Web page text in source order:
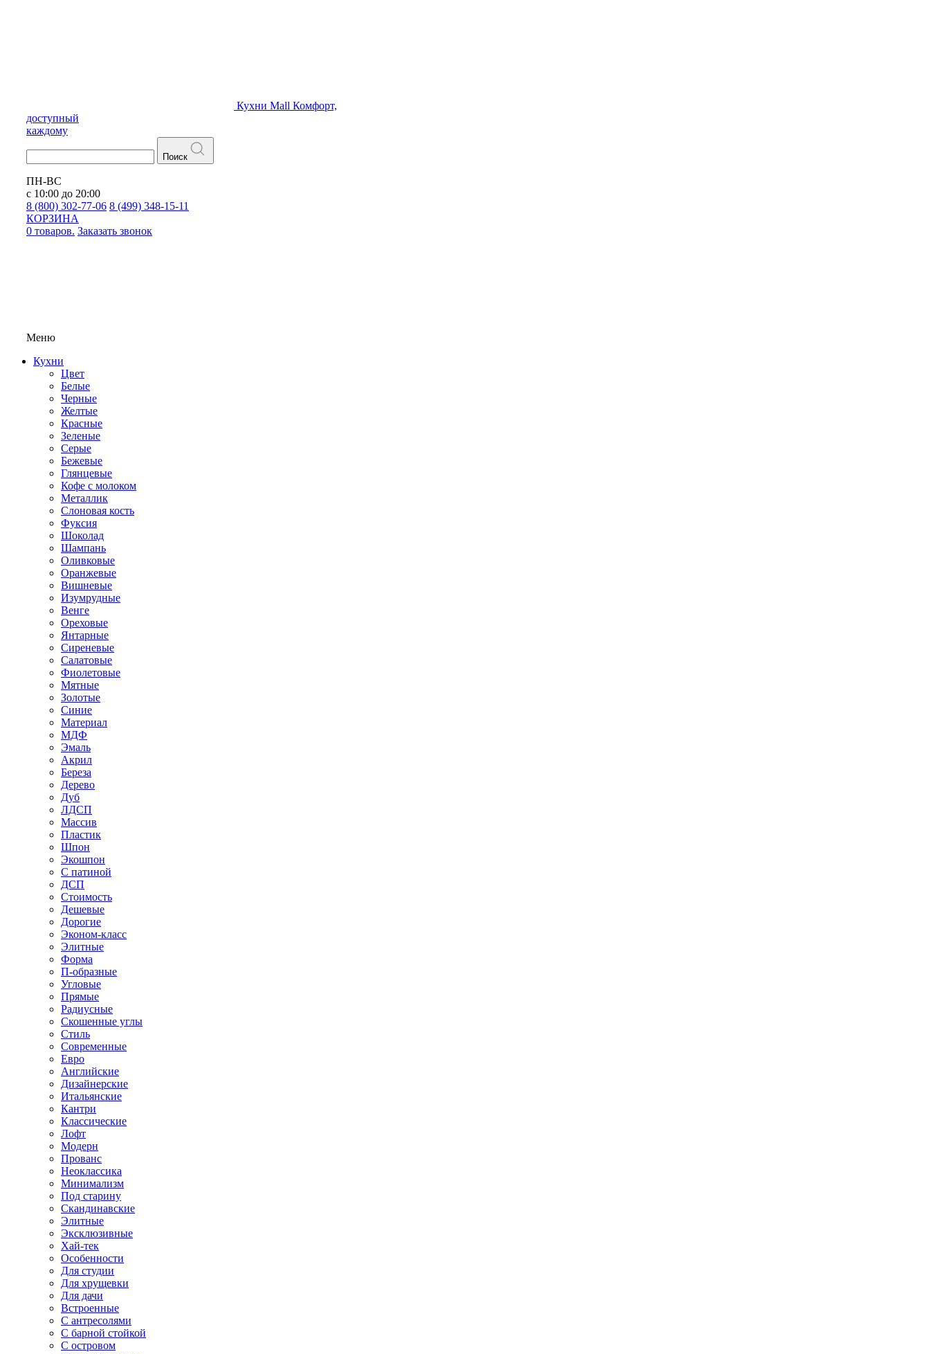
Кухни Mall Комфорт,
доступный
каждому
Поиск
ПН-ВС
с 10:00 до 20:00
8 (800) 302-77-06 8 (499) 348-15-11
КОРЗИНА
0 товаров. Заказать звонок
Меню
Кухни
Цвет
Белые
Черные
Желтые
Красные
Зеленые
Серые
Бежевые
Глянцевые
Кофе с молоком
Металлик
Слоновая кость
Фуксия
Шоколад
Шампань
Оливковые
Оранжевые
Вишневые
Изумрудные
Венге
Ореховые
Янтарные
Сиреневые
Салатовые
Фиолетовые
Мятные
Золотые
Синие
Материал
МДФ
Эмаль
Акрил
Береза
Дерево
Дуб
ЛДСП
Массив
Пластик
Шпон
Экошпон
С патиной
ДСП
Стоимость
Дешевые
Дорогие
Эконом-класс
Элитные
Форма
П-образные
Угловые
Прямые
Радиусные
Скошенные углы
Стиль
Современные
Евро
Английские
Дизайнерские
Итальянские
Кантри
Классические
Лофт
Модерн
Прованс
Неоклассика
Минимализм
Под старину
Скандинавские
Элитные
Эксклюзивные
Хай-тек
Особенности
Для студии
Для хрущевки
Для дачи
Встроенные
С антресолями
С барной стойкой
С островом